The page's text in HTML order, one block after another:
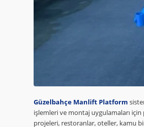
Güzelbahçe Manlift Platform
işlemleri ve montaj uygulamaları için
projeleri, restoranlar, oteller, kamu